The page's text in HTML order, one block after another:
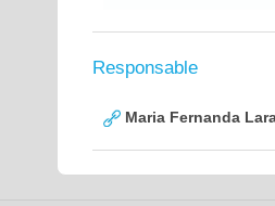
Responsable
Maria Fernanda